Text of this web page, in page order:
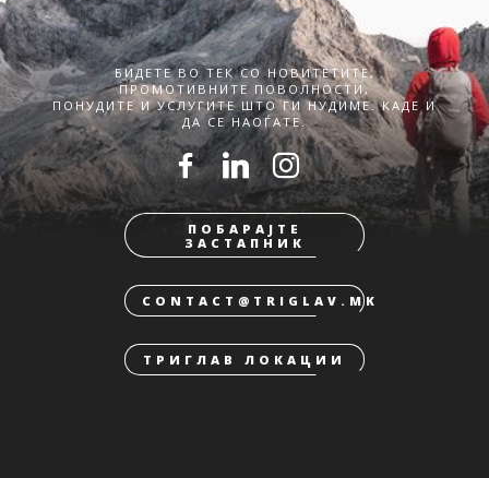
БИДЕТЕ ВО ТЕК СО НОВИТЕТИТЕ,
ПРОМОТИВНИТЕ ПОВОЛНОСТИ,
ПОНУДИТЕ И УСЛУГИТЕ ШТО ГИ НУДИМЕ. КАДЕ И
ДА СЕ НАОЃАТЕ.
ПОБАРАЈТЕ
ЗАСТАПНИК
CONTACT@TRIGLAV.MK
ТРИГЛАВ ЛОКАЦИИ